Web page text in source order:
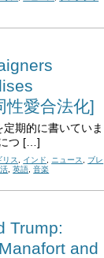
愛合法化]
期的に書いていま
つ […]
リス, インド, ニュース, ブレ
,英語,音楽
Trump:
and